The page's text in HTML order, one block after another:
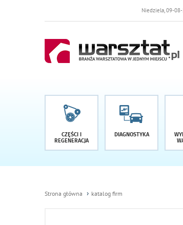
Niedziela, 09-08-2026• DO
CZĘŚCI I
REGENERACJA
DIAGNOSTYKA
Strona główna katalog firm